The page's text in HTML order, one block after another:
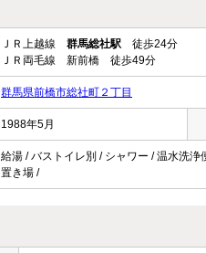
ＪＲ上越線 群馬総社駅 徒歩24分
ＪＲ両毛線 新前橋 徒歩49分
群馬県前橋市総社町２丁目
1988年5月
給湯 / バストイレ別 / シャワー / 温水洗
置き場 /